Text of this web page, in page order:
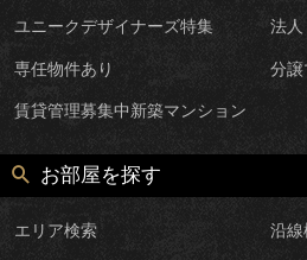
ユニークデザイナーズ特集 法
専任物件あり 分譲
賃貸管理募集中新築マンション
お部屋を探す
エリア検索 沿